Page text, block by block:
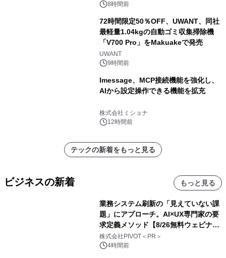
8時間前
72時間限定50％OFF、UWANT、同社
最軽量1.04kgの自動ゴミ収集掃除機
「V700 Pro」をMakuakeで発売
UWANT
9時間前
lmessage、MCP接続機能を強化し、
AIから設定操作できる機能を拡充
株式会社ミショナ
12時間前
テックの新着をもっと見る
ビジネスの新着 もっと見る
業務システム刷新の「見えていない課
題」にアプローチ。AI×UX専門家の要
求定義メソッド【8/26無料ウェビナ
ー】株式会社PIVOT
株式会社PIVOT＜PR＞
4時間前